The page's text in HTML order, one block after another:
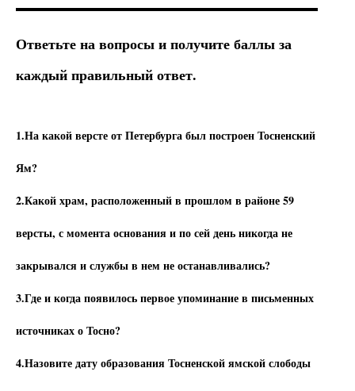
Ответьте на вопросы и получите баллы за
каждый правильный ответ.
1.На какой версте от Петербурга был построен Тосненский
Ям?
2.Какой храм, расположенный в прошлом в районе 59
версты, с момента основания и по сей день никогда не
закрывался и службы в нем не останавливались?
3.Где и когда появилось первое упоминание в письменных
источниках о Тосно?
4.Назовите дату образования Тосненской ямской слободы